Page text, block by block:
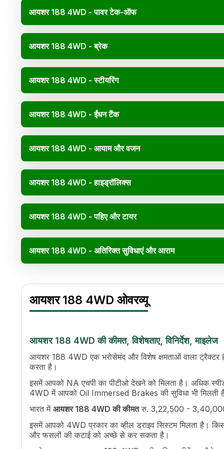
आयशर 188 4WD - पावर टेक-ऑफ
आयशर 188 4WD - ब्रेक
आयशर 188 4WD - स्टीयरिंग
आयशर 188 4WD - ईंधन टैंक
आयशर 188 4WD - आयाम और वजन
आयशर 188 4WD - हाइड्रॉलिक्स
आयशर 188 4WD - पहिए और टायर
आयशर 188 4WD - अतिरिक्त सुविधाएं और आराम
इंजन का नाम
EICHER
एचपी
18
सिलेंडर
1
कूलिंग सिस्टम
Air Cooled
ट्रांसमिशन नाम
गियर की संख्या
8 Forward + 2 Reverse
अधिकतम फॉरवर्ड स्पीड21.65 kmph
क्लच
Single Clutch
पीटीओ टाइप
Live, Six Splined Shaft, Two-Speed
पीटीओ स्पीड
540 RPM @ 2179 ERPM / 540 RPM
Oil Immersed Brakes
आयशर 188 4WD ओवरव्यू
आयशर 188 4WD की कीमत, विशेषताए, विनिर्देश, माइलेज
आयशर 188 4WD एक भरोसेमंद और विशेष क्षमताओं वाला ट्रैक्टर
करता है।
इसमें आपको NA एचपी का पीटीओ देखने को मिलता है। अधिक
4WD में आपको Oil Immersed Brakes की सुविधा भी मिलती
भारत में आयशर 188 4WD की कीमतरु. 3,22,500 - 3,40,000*
इसमें आपको 4WD प्रकार का व्हील ड्राइव सिस्टम मिलता है।
और फसलों की कटाई को अच्छे से कर सकता है।